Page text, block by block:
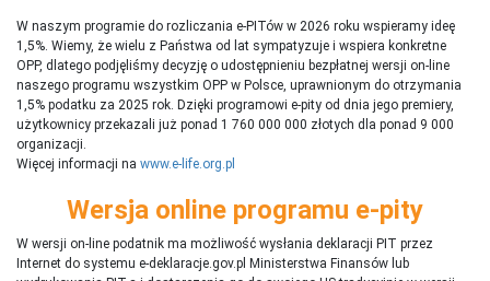
W naszym programie do rozliczania e-PITów w 2026 roku wspieramy ideę
1,5%. Wiemy, że wielu z Państwa od lat sympatyzuje i wspiera konkretne
OPP, dlatego podjęliśmy decyzję o udostępnieniu bezpłatnej wersji on-line
naszego programu wszystkim OPP w Polsce, uprawnionym do otrzymania
1,5% podatku za 2025 rok. Dzięki programowi e-pity od dnia jego premiery,
użytkownicy przekazali już ponad 1 760 000 000 złotych dla ponad 9 000
organizacji.
Więcej informacji na www.e-life.org.pl
Wersja online programu e-pity
W wersji on-line podatnik ma możliwość wysłania deklaracji PIT przez
Internet do systemu e-deklaracje.gov.pl Ministerstwa Finansów lub